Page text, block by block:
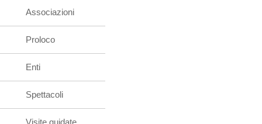
Associazioni
Proloco
Enti
Spettacoli
Visite guidate